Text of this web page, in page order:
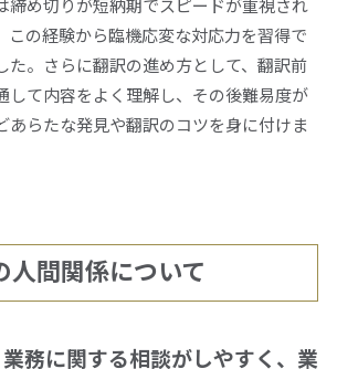
この経験から臨機応変な対応力を習得で
た。さらに翻訳の進め方として、翻訳前
して内容をよく理解し、その後難易度が
あらたな発見や翻訳のコツを身に付けま
人間関係について
務に関する相談がしやすく、業